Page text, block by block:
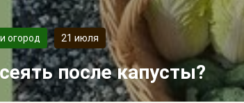
огород 21 июля
после капусты?